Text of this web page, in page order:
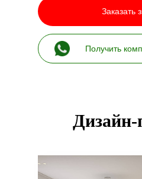
Заказать
Получить
Дизайн-